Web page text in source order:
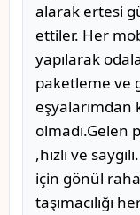
alarak ertesi
ettiler. Her
yapılarak
paketleme ve
eşyalarımdan
olmadı.Gelen
,hızlı ve
için gönül
taşımacılığı